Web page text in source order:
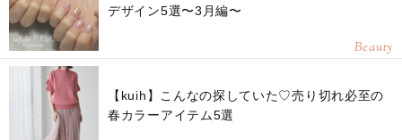
デザイン5選〜3月編〜
Beauty
【kuih】こんなの探していた♡売り切れ必至の
春カラーアイテム5選